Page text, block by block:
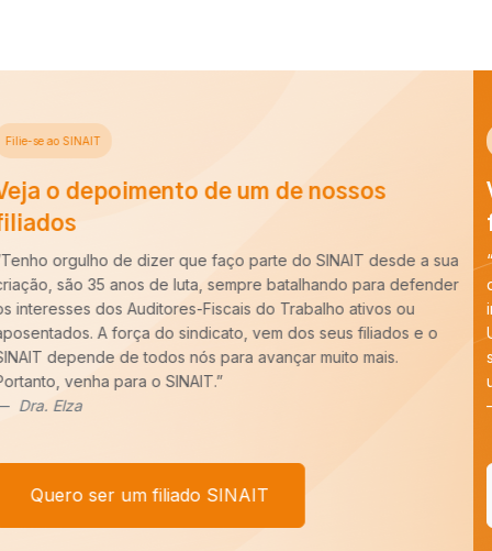
Filie-se ao SINAIT
Veja o depoimento de um de nossos
filiados
“Há cerca de dez anos entrei para a carreira de Auditoria-Fiscal
do Trabalho e ao longo desse período constatei que é
imprescindível o trabalho do SINAIT para a nossa categoria.
Uma carreira para ser forte precisa de um Sindicato forte,
sempre pronto para batalhar pelos nossos interesses. E tenho
um recado,COM VOCÊ FILIADO, SEREMOS MAIS!
Afonso Borges
Quero ser um filiado SINAIT